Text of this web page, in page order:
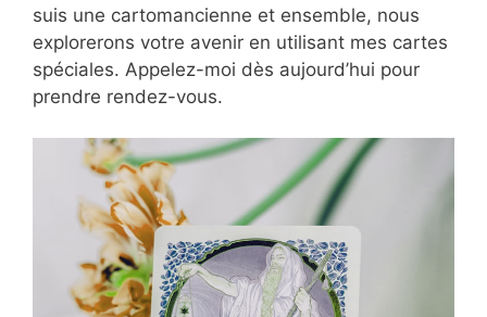
suis une cartomancienne et ensemble, nous
explorerons votre avenir en utilisant mes cartes
spéciales. Appelez-moi dès aujourd’hui pour
prendre rendez-vous.